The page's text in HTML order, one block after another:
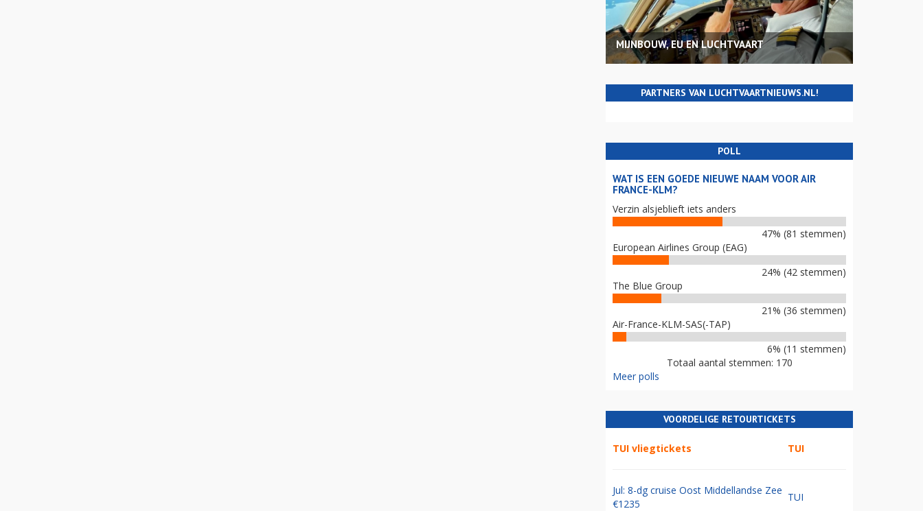
MIJNBOUW, EU EN LUCHTVAART
PARTNERS VAN LUCHTVAARTNIEUWS.NL!
POLL
WAT IS EEN GOEDE NIEUWE NAAM VOOR AIR
FRANCE-KLM?
Verzin alsjeblieft iets anders
47% (81 stemmen)
European Airlines Group (EAG)
24% (42 stemmen)
The Blue Group
21% (36 stemmen)
Air-France-KLM-SAS(-TAP)
6% (11 stemmen)
Totaal aantal stemmen: 170
Meer polls
VOORDELIGE RETOURTICKETS
TUI vliegtickets TUI
Jul: 8-dg cruise Oost Middellandse Zee
€1235
TUI